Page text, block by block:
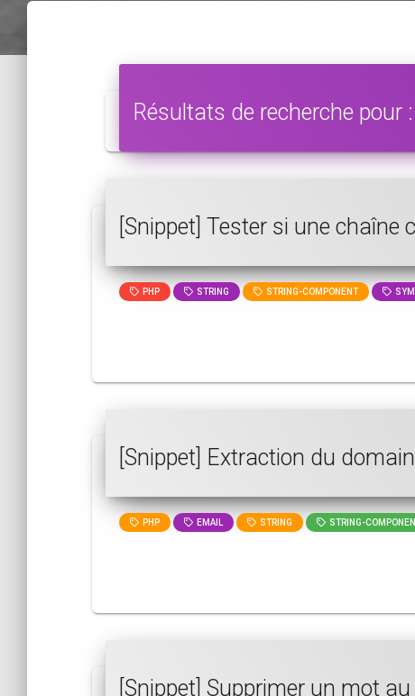
Résultats de recherche pour :
[Snippet] Tester si une
PHP STRING STRING-COMPONENT
[Snippet] Extraction du
PHP EMAIL STRING STRING-
[Snippet] Supprimer un mot